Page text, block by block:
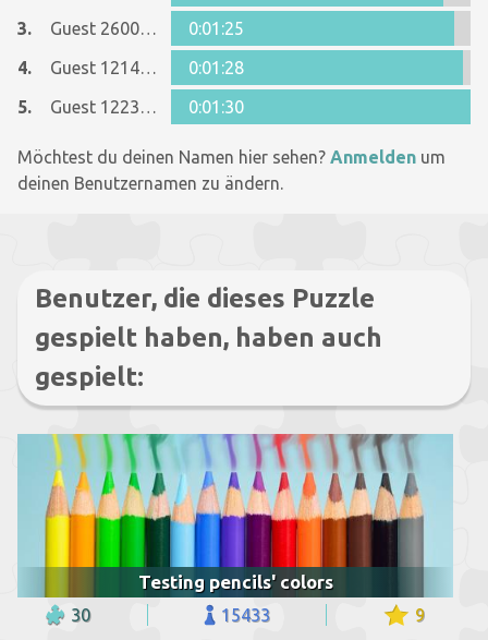
3.
Guest 26005481
0:01:25
4.
Guest 12146329
0:01:28
5.
Guest 12237642 0:01:30
Möchtest du deinen Namen hier sehen? Anmelden um
deinen Benutzernamen zu ändern.
Benutzer, die dieses Puzzle
gespielt haben, haben auch
gespielt:
Testing pencils' colors
30 15433 9